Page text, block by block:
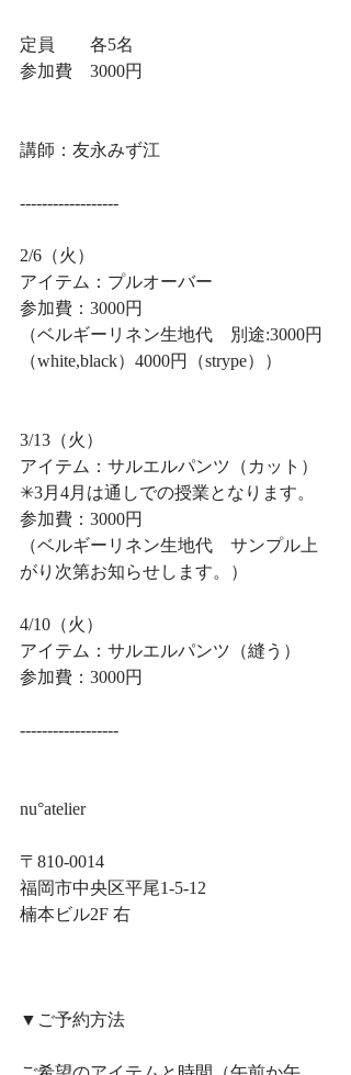
定員　　各5名
参加費　3000円
講師：友永みず江
------------------
2/6（火）
アイテム：プルオーバー
参加費：3000円
（ベルギーリネン生地代　別途:3000円
（white,black）4000円（strype））
3/13（火）
アイテム：サルエルパンツ（カット）
✳︎3月4月は通しでの授業となります。
参加費：3000円
（ベルギーリネン生地代　サンプル上
がり次第お知らせします。）
4/10（火）
アイテム：サルエルパンツ（縫う）
参加費：3000円
------------------
nu°atelier
〒810-0014
福岡市中央区平尾1-5-12
楠本ビル2F 右
▼ご予約方法